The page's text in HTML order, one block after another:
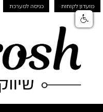
מועדון לקוחות כניסה למערכת